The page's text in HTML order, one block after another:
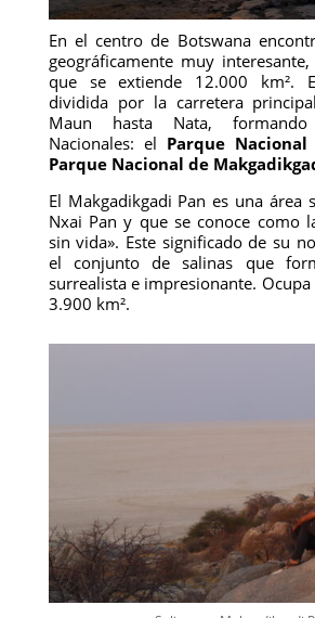
En el centro de Botswana
geográficamente muy
que se extiende 12.000 km².
dividida por la carretera
Maun hasta Nata,
Nacionales: el Parque
Parque Nacional de
El Makgadikgadi Pan es una área
Nxai Pan y que se conoce como
sin vida». Este significado de su
el conjunto de salinas que
surrealista e impresionante.
3.900 km².